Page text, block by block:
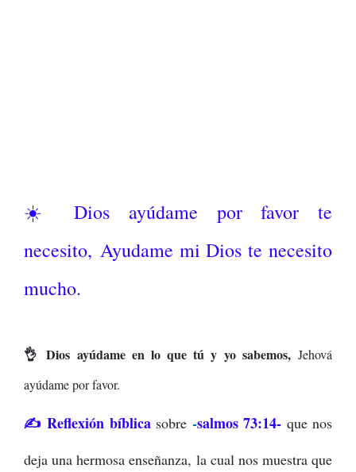
☀️ Dios ayúdame por favor te
necesito, Ayudame mi Dios te necesito
mucho.
👌 Dios ayúdame en lo que tú y yo sabemos, Jehová
ayúdame por favor.
✍️ Reflexión bíblica sobre -salmos 73:14- que nos
deja una hermosa enseñanza, la cual nos muestra que